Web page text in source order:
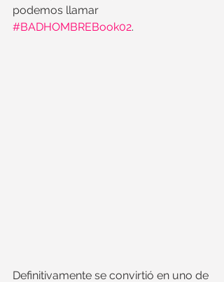
podemos llamar
#BADHOMBREBook02.
Definitivamente se convirtió en uno de